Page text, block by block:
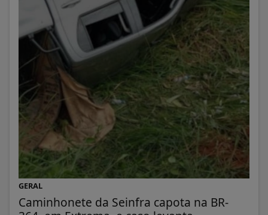
GERAL
Caminhonete da Seinfra capota na BR-